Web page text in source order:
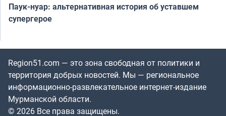
Паук-нуар: альтернативная история об уставшем
супергерое
Region51.com — это зона свободная от политики и
территория добрых новостей. Мы — региональное
информационно-развлекательное интернет-издание
Мурманской области.
© 2026 Все права защищены.